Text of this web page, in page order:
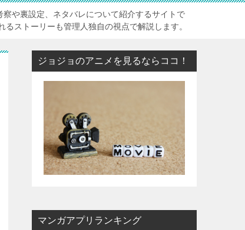
察や裏設定、ネタバレについて紹介するサイトで
ストーリーも管理人独自の視点で解説します。
ジョジョのアニメを見るならココ！
マンガアプリランキング